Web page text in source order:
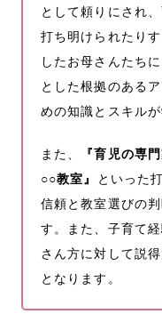
として頼りにされ
打ち明けられたり
したお母さんたち
とした根拠のある
めの知識とスキルが
また、
『育児の専
○○教室』
といった
信頼と教室選びの
す。また、子育て
さん方に対して説
となります。